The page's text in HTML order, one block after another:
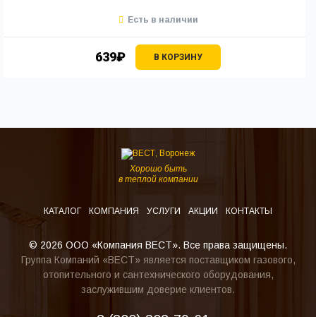
639₽ В КОРЗИНУ
Есть в наличии
Хорошо быть
в теплой компании
КАТАЛОГ КОМПАНИЯ УСЛУГИ АКЦИИ КОНТАКТЫ
© 2026 ООО «Компания ВЕСТ». Все права защищены.
Группа Компаний «ВЕСТ» является поставщиком газового,
отопительного и сантехнического оборудования,
заслужившим доверие клиентов.